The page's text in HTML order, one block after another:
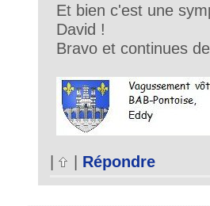
Et bien c'est une
David !
Bravo et continues
Répondre